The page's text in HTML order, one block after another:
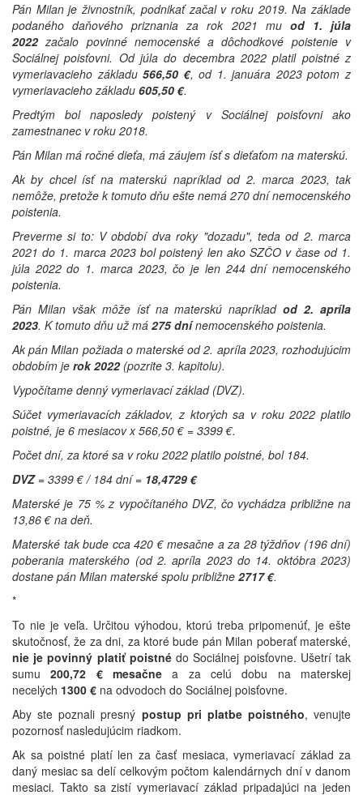
Pán Milan je živnostník, podnikať začal v roku 2019. Na základe
podaného daňového priznania za rok 2021 mu od 1. júla
2022začalo povinné nemocenské a dôchodkové poistenie v
Sociálnej poisťovni. Od júla do decembra 2022 platil poistné z
vymeriavacieho základu566,50 €, od 1. januára 2023 potom z
vymeriavacieho základu 605,50 €.
Predtým bol naposledy poistený v Sociálnej poisťovni ako
zamestnanec v roku 2018.
Pán Milan má ročné dieťa, má záujem ísť s dieťaťom na materskú.
Ak by chcel ísť na materskú napríklad od 2. marca 2023, tak
nemôže, pretože k tomuto dňu ešte nemá 270 dní nemocenského
poistenia.
Preverme si to: V období dva roky "dozadu", teda od 2. marca
2021 do 1. marca 2023 bol poistený len ako SZČO v čase od 1.
júla 2022 do 1. marca 2023, čo je len 244 dní nemocenského
poistenia.
Pán Milan však môže ísť na materskú napríkladod 2. apríla
2023. K tomuto dňu už má 275 dnínemocenského poistenia.
Ak pán Milan požiada o materské od 2. apríla 2023, rozhodujúcim
obdobím je rok 2022(pozrite 3. kapitolu).
Vypočítame denný vymeriavací základ (DVZ).
Súčet vymeriavacích základov, z ktorých sa v roku 2022 platilo
poistné, je 6 mesiacov x 566,50 € = 3399 €.
Počet dní, za ktoré sa v roku 2022 platilo poistné, bol 184.
DVZ= 3399 € / 184 dní = 18,4729 €
Materské je 75 % z vypočítaného DVZ, čo vychádza približne na
13,86 € na deň.
Materské tak bude cca 420 € mesačne a za 28 týždňov (196 dní)
poberania materského (od 2. apríla 2023 do 14. októbra 2023)
dostane pán Milan materské spolu približne 2717 €.
*
To nie je veľa. Určitou výhodou, ktorú treba pripomenúť, je ešte
skutočnosť, že za dni, za ktoré bude pán Milan poberať materské,
nie je povinný platiť poistnédo Sociálnej poisťovne. Ušetrí tak
sumu200,72 € mesačne a za celú dobu na materskej
necelých 1300 € na odvodoch do Sociálnej poisťovne.
Aby ste poznali presný postup pri platbe poistného, venujte
pozornosť nasledujúcim riadkom.
Ak sa poistné platí len za časť mesiaca, vymeriavací základ za
daný mesiac sa delí celkovým počtom kalendárnych dní v danom
mesiaci. Takto sa zistí vymeriavací základ pripadajúci na jeden